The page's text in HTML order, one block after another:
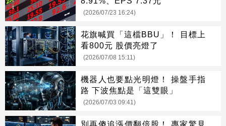
(2026/07/23 16:24)
花旗喊買「這檔BBU」！ 目標上
看800元 股價亮燈了
(2026/07/08 15:11)
機器人也要點光明燈！ 操盤手指
路 下波焦點是「這雙眼」
(2026/07/03 09:41)
別再傻追漲價翻倍股！ 專家驚見